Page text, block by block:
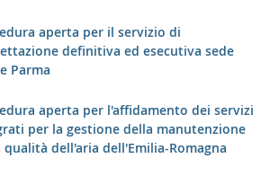
aperta per il servizio di
definitiva ed esecutiva sede
Parma
aperta per l'affidamento dei servizi
per la gestione della manutenzione
qualità dell'aria dell'Emilia-Romagna